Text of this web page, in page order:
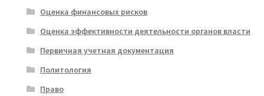
Оценка финансовых рисков
Оценка эффективности деятельности органов власти
Первичная учетная документация
Политология
Право